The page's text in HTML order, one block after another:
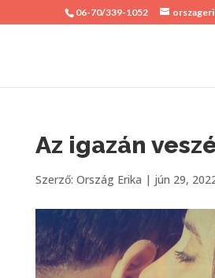
06-70/339-1052
Az igazán
Szerző: Ország Erika | jún 29,